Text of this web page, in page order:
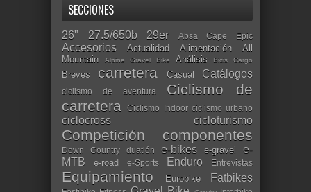
SECCIONES
26" 27.5/650b 29er Absa Cape Epic
Accesorios Actualidad Alimentación
All
Mountain
Alpine Gravel Bike Análisis Bicis Cargo
Breves carretera Casual Catálogos
ciclismo de aventura
Ciclismo de
carretera
Ciclismo Indoor ciclismo urbano
ciclocross cicloturismo
Competición componentes
Down Country duatlón e-bikes e-gravel
e-
MTB
e-road e-Sports Enduro Entrevistas
Equipamiento Eurobike Fatbikes